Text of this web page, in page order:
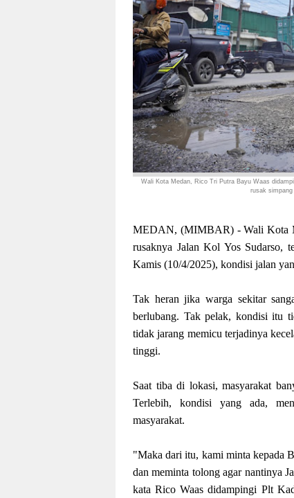
Wali Kota Medan, Rico Tri Putra Bayu Waas
rusak
MEDAN, (MIMBAR) - Wali Kota
rusaknya Jalan Kol Yos Sudarso,
Kamis (10/4/2025), kondisi jalan
Tak heran jika warga sekitar
berlubang. Tak pelak, kondisi itu
tidak jarang memicu terjadinya
tinggi.
Saat tiba di lokasi, masyarakat
Terlebih, kondisi yang ada,
masyarakat.
"Maka dari itu, kami minta kepada
dan meminta tolong agar nantinya
kata Rico Waas didampingi Plt